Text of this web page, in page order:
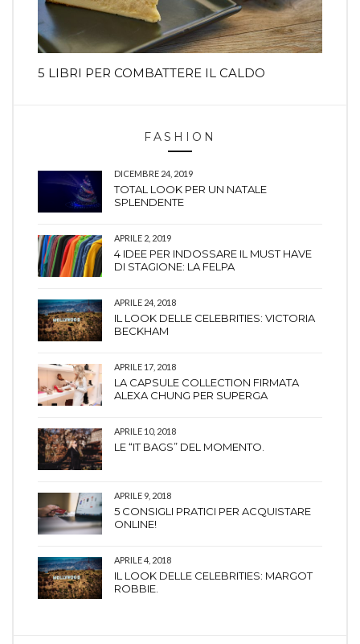
5 LIBRI PER COMBATTERE IL CALDO
FASHION
DICEMBRE 24, 2019
TOTAL LOOK PER UN NATALE
SPLENDENTE
APRILE 2, 2019
4 IDEE PER INDOSSARE IL MUST HAVE
DI STAGIONE: LA FELPA
APRILE 24, 2018
IL LOOK DELLE CELEBRITIES: VICTORIA
BECKHAM
APRILE 17, 2018
LA CAPSULE COLLECTION FIRMATA
ALEXA CHUNG PER SUPERGA
APRILE 10, 2018
LE “IT BAGS” DEL MOMENTO.
APRILE 9, 2018
5 CONSIGLI PRATICI PER ACQUISTARE
ONLINE!
APRILE 4, 2018
IL LOOK DELLE CELEBRITIES: MARGOT
ROBBIE.